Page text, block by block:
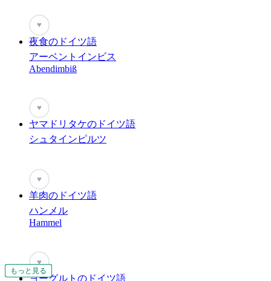
もっと見る
もっと見る
もっと見る
もっと見る
もっと見る
もっと見る
もっと見る
もっと見る
もっと見る
♥
夜食のドイツ語
アーベントインビス
Abendimbiß
♥
ヤマドリタケのドイツ語
シュタインピルツ
♥
羊肉のドイツ語
ハンメル
Hammel
♥
ヨーグルトのドイツ語